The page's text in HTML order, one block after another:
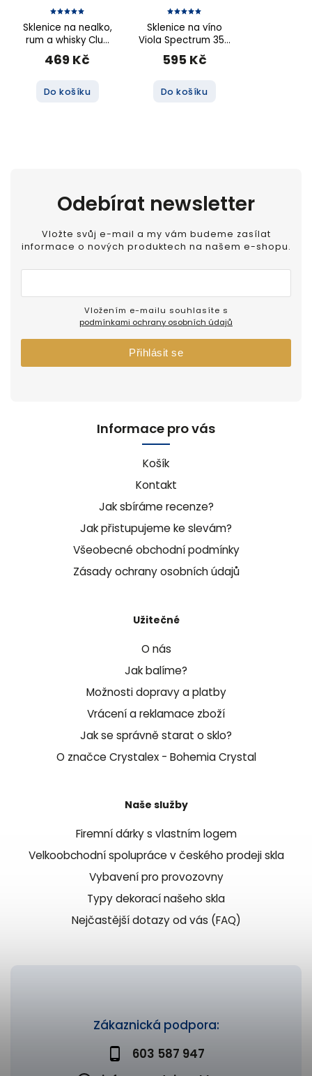
Sklenice na nealko,
rum a whisky Club
Spectrum 300 ml, 6
ks (mix barev)
469 Kč
Do košíku
Sklenice na víno
Viola Spectrum 350
ml, 6 ks (mix barev)
595 Kč
Do košíku
Zákaznická podpora:
603 587 947
Odebírat newsletter
Vložte svůj e-mail a my vám budeme zasílat
informace o nových produktech na našem e-shopu.
podmínkami ochrany osobních údajů
Přihlásit se
Informace pro vás
Košík
Kontakt
Jak sbíráme recenze?
Jak přistupujeme ke slevám?
Všeobecné obchodní podmínky
Zásady ochrany osobních údajů
Užitečné
O nás
Jak balíme?
Možnosti dopravy a platby
Vrácení a reklamace zboží
Jak se správně starat o sklo?
O značce Crystalex - Bohemia Crystal
Naše služby
Firemní dárky s vlastním logem
Velkoobchodní spolupráce v českého prodeji skla
Vybavení pro provozovny
Typy dekorací našeho skla
Nejčastější dotazy od vás (FAQ)